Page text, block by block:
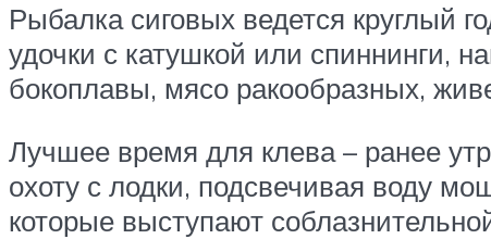
Рыбалка сиговых ведется круглый
удочки с катушкой или спиннинги,
бокоплавы, мясо ракообразных,
Лучшее время для клева – ранее
охоту с лодки, подсвечивая воду
которые выступают